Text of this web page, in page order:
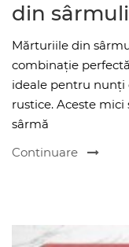
din
Mărturiile din
combinație
ideale pentru nunți
rustice. Aceste
sârmă
Continuare